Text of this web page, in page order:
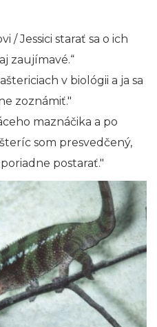
/ Jessici starať sa o ich
zaujímavé.“
v biológii a ja sa
zoznámiť."
maznáčika a po
som presvedčený,
postarať."